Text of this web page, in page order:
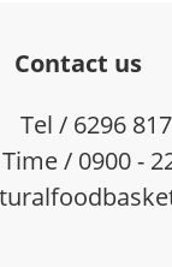
Contact us
Tel / 6296
Time / 0900 -